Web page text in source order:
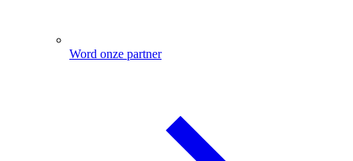
Word onze partner